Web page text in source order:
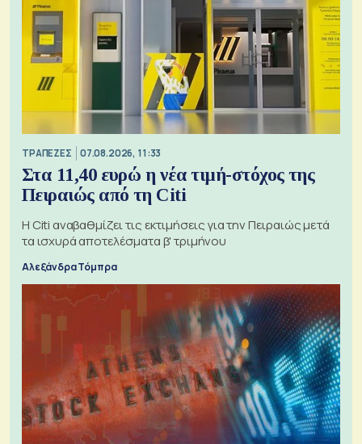
ΤΡΑΠΕΖΕΣ 07.08.2026, 11:33
Στα 11,40 ευρώ η νέα τιμή-στόχος της
Πειραιώς από τη Citi
Η Citi αναβαθμίζει τις εκτιμήσεις για την Πειραιώς μετά
τα ισχυρά αποτελέσματα β' τριμήνου
Αλεξάνδρα Τόμπρα